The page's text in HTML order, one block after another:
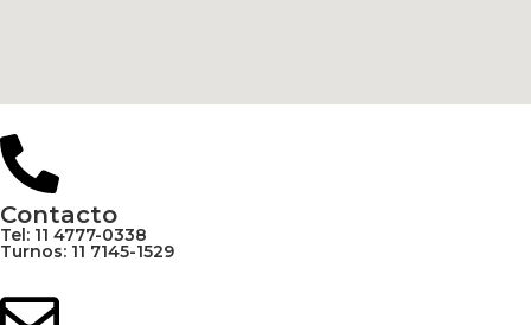
Contacto
Tel: 11 4777-0338
Turnos: 11 7145-1529